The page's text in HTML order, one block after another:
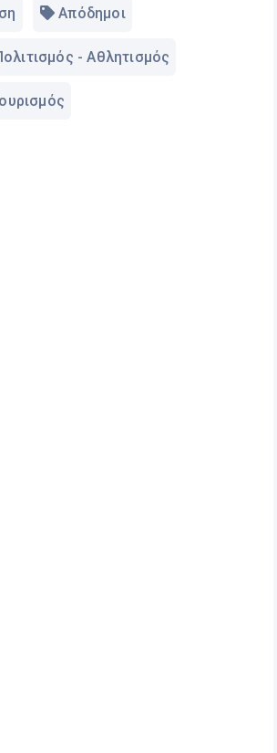
Απόδημοι
- Αθλητισμός